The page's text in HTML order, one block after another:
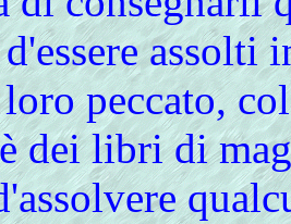
assolti
peccato,
dei libri di